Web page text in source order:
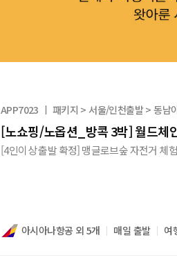
APP7023 패키지 > 서울/인천출발 > 동남
[노쇼핑/노옵션_방콕 3박] 월드체
[4인이상 출발 확정] 맹글로브숲 자전거 체
아시아나항공 외 5개 매일 출발 여